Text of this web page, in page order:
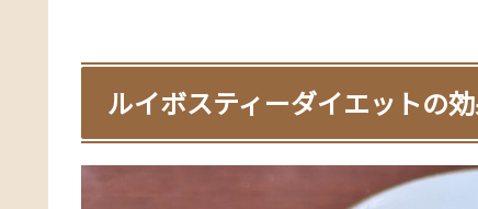
ルイボスティーダイエットの